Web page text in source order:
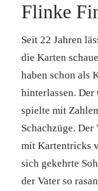
Flinke
Seit 22 Jahren
die Karten
haben schon als
hinterlassen.
spielte mit
Schachzüge. Der
mit Kartentricks
sich gekehrte
der Vater so